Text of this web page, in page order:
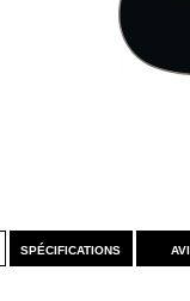
spécifications